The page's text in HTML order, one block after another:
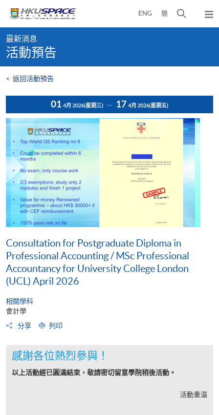
content
ENG 簡
開
彈
出
content
start
最新消息
活動預告
< 返回活動預告
01 4月 2026(星期三) 17 4月 2026(星期五)
Consultation for Postgraduate Diploma in
Professional Accounting / MSc Professional
Accountancy for University College London
(UCL) April 2026
相關學科
會計學
分享
列印
感謝各位熱烈參與！
以上活動經已圓滿結束，敬請密切留意學院稍後活動。
活動重温